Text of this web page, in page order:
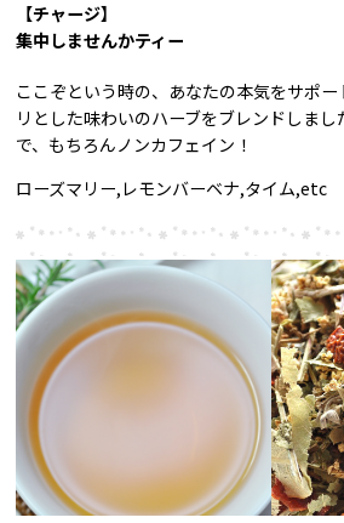
【チャージ】
集中しませんかティー
ここぞという時の、あなたの本気をサポ
リとした味わいのハーブをブレンドしまし
で、もちろんノンカフェイン！
ローズマリー,レモンバーベナ,タイム,etc